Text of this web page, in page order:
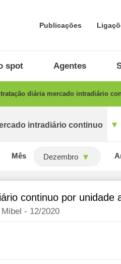
Publicações
spot Agentes
diária mercado intradiário
intradiário continuo
Mês Dezembro
continuo por unidade
Mibel - 12/2020